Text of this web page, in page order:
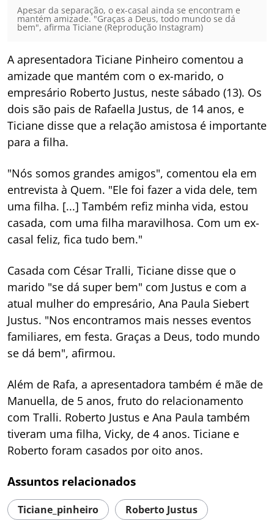
Apesar da separação, o ex-casal ainda se encontram e
mantém amizade. "Graças a Deus, todo mundo se dá
bem", afirma Ticiane (Reprodução Instagram)
A apresentadora Ticiane Pinheiro comentou a
amizade que mantém com o ex-marido, o
empresário Roberto Justus, neste sábado (13). Os
dois são pais de Rafaella Justus, de 14 anos, e
Ticiane disse que a relação amistosa é importante
para a filha.
"Nós somos grandes amigos", comentou ela em
entrevista à Quem. "Ele foi fazer a vida dele, tem
uma filha. [...] Também refiz minha vida, estou
casada, com uma filha maravilhosa. Com um ex-
casal feliz, fica tudo bem."
Casada com César Tralli, Ticiane disse que o
marido "se dá super bem" com Justus e com a
atual mulher do empresário, Ana Paula Siebert
Justus. "Nos encontramos mais nesses eventos
familiares, em festa. Graças a Deus, todo mundo
se dá bem", afirmou.
Além de Rafa, a apresentadora também é mãe de
Manuella, de 5 anos, fruto do relacionamento
com Tralli. Roberto Justus e Ana Paula também
tiveram uma filha, Vicky, de 4 anos. Ticiane e
Roberto foram casados por oito anos.
Assuntos relacionados
Ticiane_pinheiro
Roberto Justus